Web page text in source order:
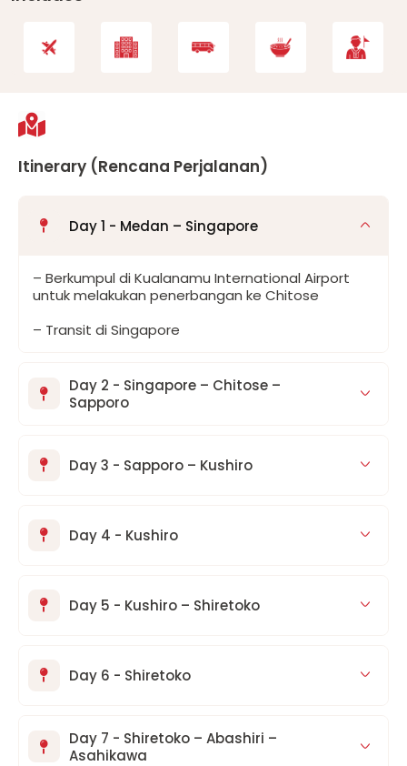
Itinerary (Rencana Perjalanan)
Day 1 - Medan – Singapore
– Berkumpul di Kualanamu International Airport
untuk melakukan penerbangan ke Chitose
– Transit di Singapore
Day 2 - Singapore – Chitose –
Sapporo
Day 3 - Sapporo – Kushiro
Day 4 - Kushiro
Day 5 - Kushiro – Shiretoko
Day 6 - Shiretoko
Day 7 - Shiretoko – Abashiri –
Asahikawa